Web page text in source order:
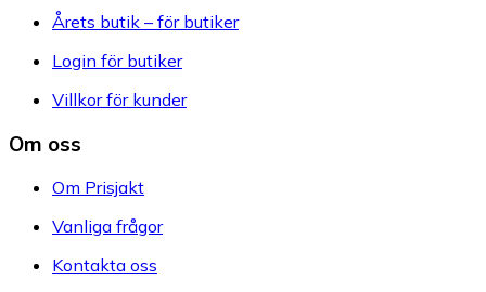
Årets butik – för butiker
Login för butiker
Villkor för kunder
Om oss
Om Prisjakt
Vanliga frågor
Kontakta oss